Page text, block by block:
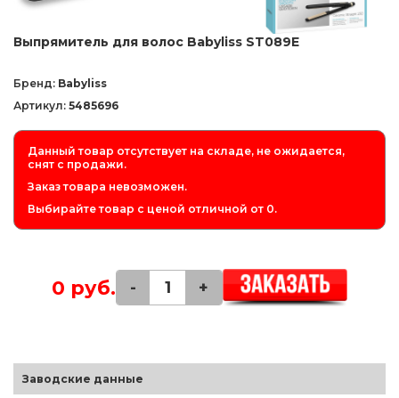
Выпрямитель для волос Babyliss ST089E
Бренд: Babyliss
Артикул: 5485696
Данный товар отсутствует на складе, не ожидается,
снят с продажи.
Заказ товара невозможен.
Выбирайте товар с ценой отличной от 0.
0 руб. - +
Заводские данные